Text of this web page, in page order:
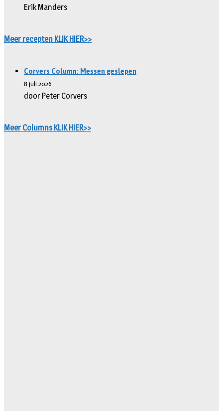
Erik Manders
Meer recepten KLIK HIER>>
Corvers Column: Messen geslepen
8 juli 2026
door Peter Corvers
Meer Columns KLIK HIER>>